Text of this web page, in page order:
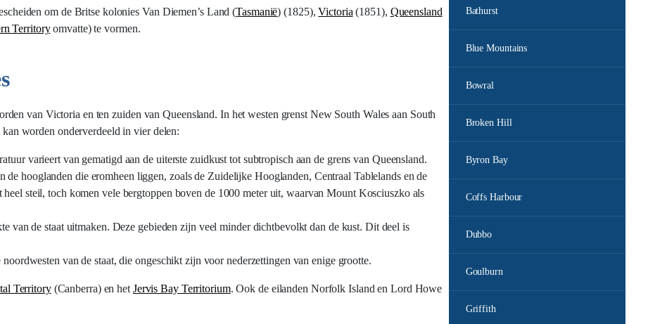
Bathurst
Blue Mountains
Bowral
Broken Hill
Byron Bay
Coffs Harbour
Dubbo
Goulburn
Griffith
om de Britse kolonies Van Diemen’s Land (Tasmanië) (1825),Victoria (1851), Queensland
Territoryomvatte) te vormen.
van Victoria en ten zuiden van Queensland. In het westen grenst New South Wales aan South
worden onderverdeeld in vier delen:
varieert van gematigd aan de uiterste zuidkust tot subtropisch aan de grens van Queensland.
hooglanden die eromheen liggen, zoals de Zuidelijke Hooglanden, Centraal Tablelands en de
steil, toch komen vele bergtoppen boven de 1000 meter uit, waarvan Mount Kosciuszko als
van de staat uitmaken. Deze gebieden zijn veel minder dichtbevolkt dan de kust. Dit deel is
van de staat, die ongeschikt zijn voor nederzettingen van enige grootte.
Territory(Canberra) en het Jervis Bay Territorium. Ook de eilanden Norfolk Island en Lord Howe